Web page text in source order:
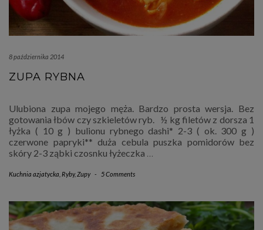
8 października 2014
ZUPA RYBNA
Ulubiona zupa mojego męża. Bardzo prosta wersja. Bez
gotowania łbów czy szkieletów ryb. ½ kg filetów z dorsza 1
łyżka ( 10 g ) bulionu rybnego dashi* 2-3 ( ok. 300 g )
czerwone papryki** duża cebula puszka pomidorów bez
skóry 2-3 ząbki czosnku łyżeczka …
Kuchnia azjatycka Ryby, Zupy - 5 Comments